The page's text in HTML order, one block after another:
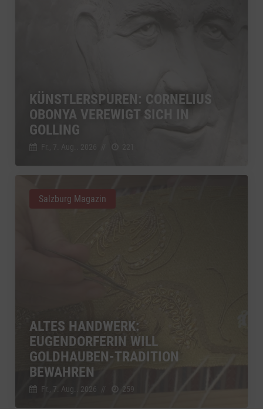
KÜNSTLERSPUREN: CORNELIUS
OBONYA VEREWIGT SICH IN
GOLLING
ALTES HANDWERK:
EUGENDORFERIN WILL
GOLDHAUBEN-TRADITION
BEWAHREN
Fr., 7. Aug.. 2026 // 259
Salzburg Magazin